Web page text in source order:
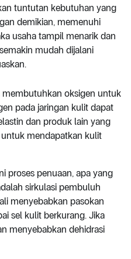
tuntutan kebutuhan yang
demikian, memenuhi
usaha tampil menarik dan
mudah dijalani
membutuhkan oksigen untuk
pada jaringan kulit dapat
dan produk lain yang
mendapatkan kulit
proses penuaan, apa yang
sirkulasi pembuluh
menyebabkan pasokan
sel kulit berkurang. Jika
menyebabkan dehidrasi